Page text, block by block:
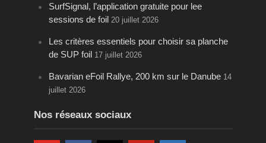
SurfSignal, l’application gratuite pour lee
sessions de foil 20 juillet 2026
Les critères essentiels pour choisir sa planche
de SUP foil 17 juillet 2026
Bavarian eFoil Rallye, 200 km sur le Danube 14
juillet 2026
Nos réseaux sociaux